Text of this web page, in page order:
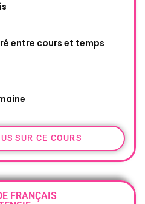
entre cours et temps
SUR CE COURS
FRANÇAIS